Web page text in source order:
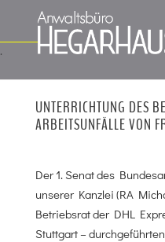
UNTERRICHTUNG DES
ARBEITSUNFÄLLE VON
Der 1. Senat des
unserer Kanzlei (RA
Betriebsrat der DHL
Stuttgart –